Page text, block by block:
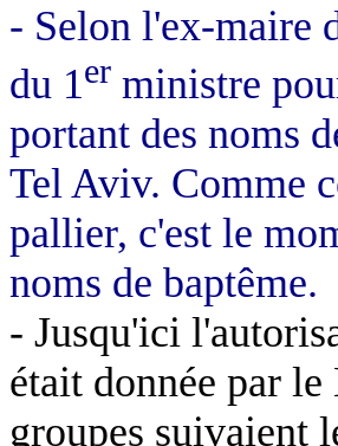
- Selon l'ex-maire
du 1er ministre
portant des noms
Tel Aviv. Comme
pallier, c'est le
noms de baptême.
- Jusqu'ici
était donnée par
groupes suivaient